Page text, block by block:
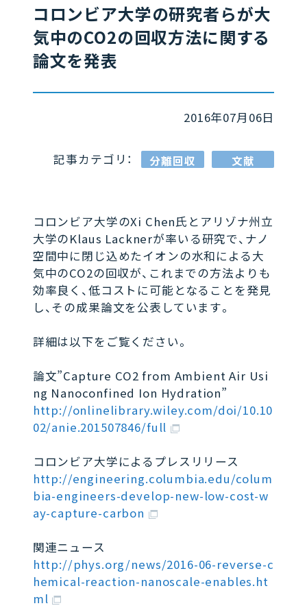
コロンビア大学の研究者らが大
気中のCO2の回収方法に関する
論文を発表
2016年07月06日
記事カテゴリ： 分離回収 文献
コロンビア大学のXi Chen氏とアリゾナ州立
大学のKlaus Lacknerが率いる研究で、ナノ
空間中に閉じ込めたイオンの水和による大
気中のCO2の回収が、これまでの方法よりも
効率良く、低コストに可能となることを発見
し、その成果論文を公表しています。
詳細は以下をご覧ください。
論文”Capture CO2 from Ambient Air Usi
ng Nanoconfined Ion Hydration”
http://onlinelibrary.wiley.com/doi/10.10
02/anie.201507846/full
コロンビア大学によるプレスリリース
http://engineering.columbia.edu/colum
bia-engineers-develop-new-low-cost-w
ay-capture-carbon
関連ニュース
http://phys.org/news/2016-06-reverse-c
hemical-reaction-nanoscale-enables.ht
ml